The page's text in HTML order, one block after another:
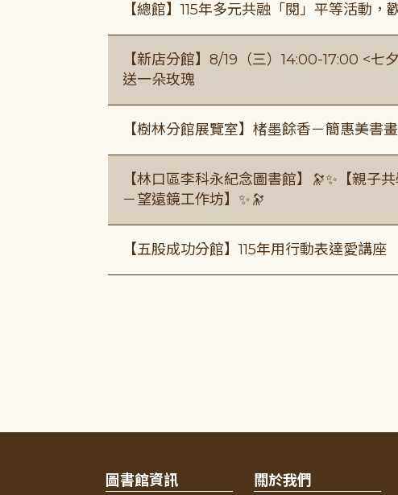
【總館】115年多元共融「閱」平等活動，
【新店分館】8/19（三）14:00-17:00 <七
送一朵玫瑰
【樹林分館展覽室】楮墨餘香－簡惠美書
【林口區李科永紀念圖書館】🔭✨【親子
－望遠鏡工作坊】✨🔭
【五股成功分館】115年用行動表達愛講座
圖書館資訊 關於我們